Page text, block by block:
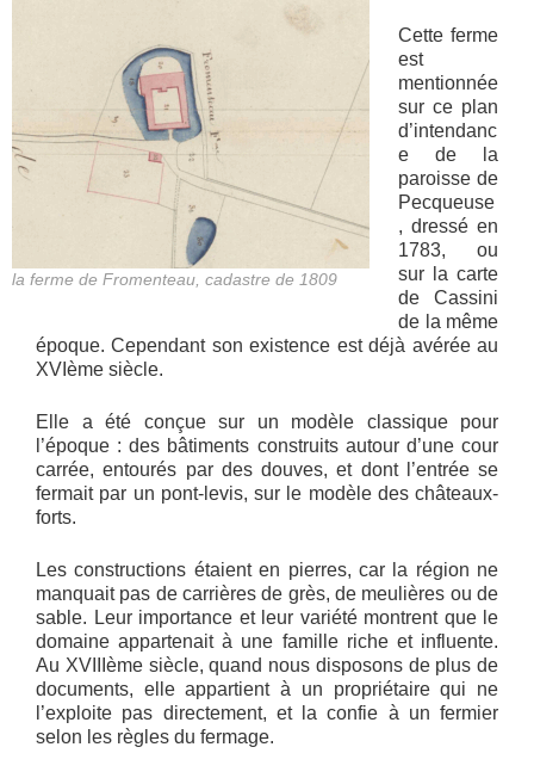
la ferme de Fromenteau, cadastre de 1809
Cette ferme
est
mentionnée
sur ce plan
d’intendanc
e de la
paroisse de
Pecqueuse
, dressé en
1783, ou
sur la carte
de Cassini
de la même
époque. Cependant son existence est déjà avérée au
XVIème siècle.
Elle a été conçue sur un modèle classique pour
l’époque : des bâtiments construits autour d’une cour
carrée, entourés par des douves, et dont l’entrée se
fermait par un pont-levis, sur le modèle des châteaux-
forts.
Les constructions étaient en pierres, car la région ne
manquait pas de carrières de grès, de meulières ou de
sable. Leur importance et leur variété montrent que le
domaine appartenait à une famille riche et influente.
Au XVIIIème siècle, quand nous disposons de plus de
documents, elle appartient à un propriétaire qui ne
l’exploite pas directement, et la confie à un fermier
selon les règles du fermage.